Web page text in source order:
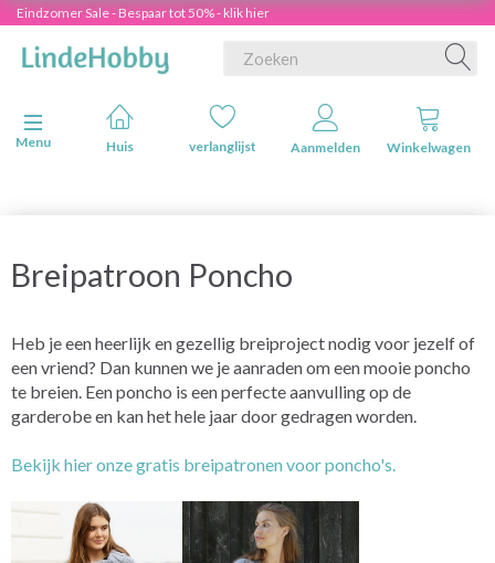
Eindzomer Sale - Bespaar tot 50% - klik hier
Navigatie in-/uitschakelen
Menu
Huis verlanglijst Aanmelden Winkelwagen
Breipatroon Poncho
Heb je een heerlijk en gezellig breiproject nodig voor jezelf of
een vriend? Dan kunnen we je aanraden om een mooie poncho
te breien. Een poncho is een perfecte aanvulling op de
garderobe en kan het hele jaar door gedragen worden.
Bekijk hier onze gratis breipatronen voor poncho's.